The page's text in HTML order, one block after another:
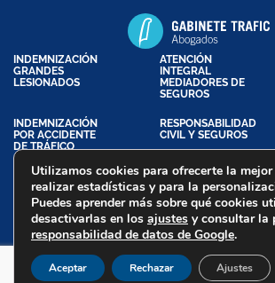
INDEMNIZACIÓN
GRANDES
LESIONADOS
ATENCIÓN
INTEGRAL
MEDIADORES DE
SEGUROS
INDEMNIZACIÓN
POR ACCIDENTE
DE TRÁFICO
RESPONSABILIDAD
CIVIL Y SEGUROS
Aviso Legal Política de Privacidad
Declaración de Accesibilidad
Utilizamos cookies para ofrecerte la mejor
realizar estadísticas y para la
Puedes aprender más sobre qué cookies
desactivarlas en los ajustes y consultar la
responsabilidad de datos de Google.
Aceptar Rechazar Ajustes